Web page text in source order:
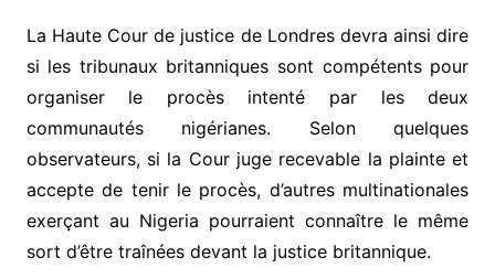
La Haute Cour de justice de Londres devra ainsi dire
si les tribunaux britanniques sont compétents pour
organiser le procès intenté par les deux
communautés nigérianes. Selon quelques
observateurs, si la Cour juge recevable la plainte et
accepte de tenir le procès, d’autres multinationales
exerçant au Nigeria pourraient connaître le même
sort d’être traînées devant la justice britannique.